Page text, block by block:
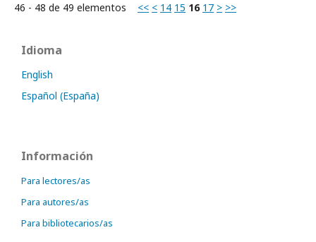
46 - 48 de 49 elementos << < 14 15 16 17 > >>
Idioma
English
Español (España)
Información
Para lectores/as
Para autores/as
Para bibliotecarios/as